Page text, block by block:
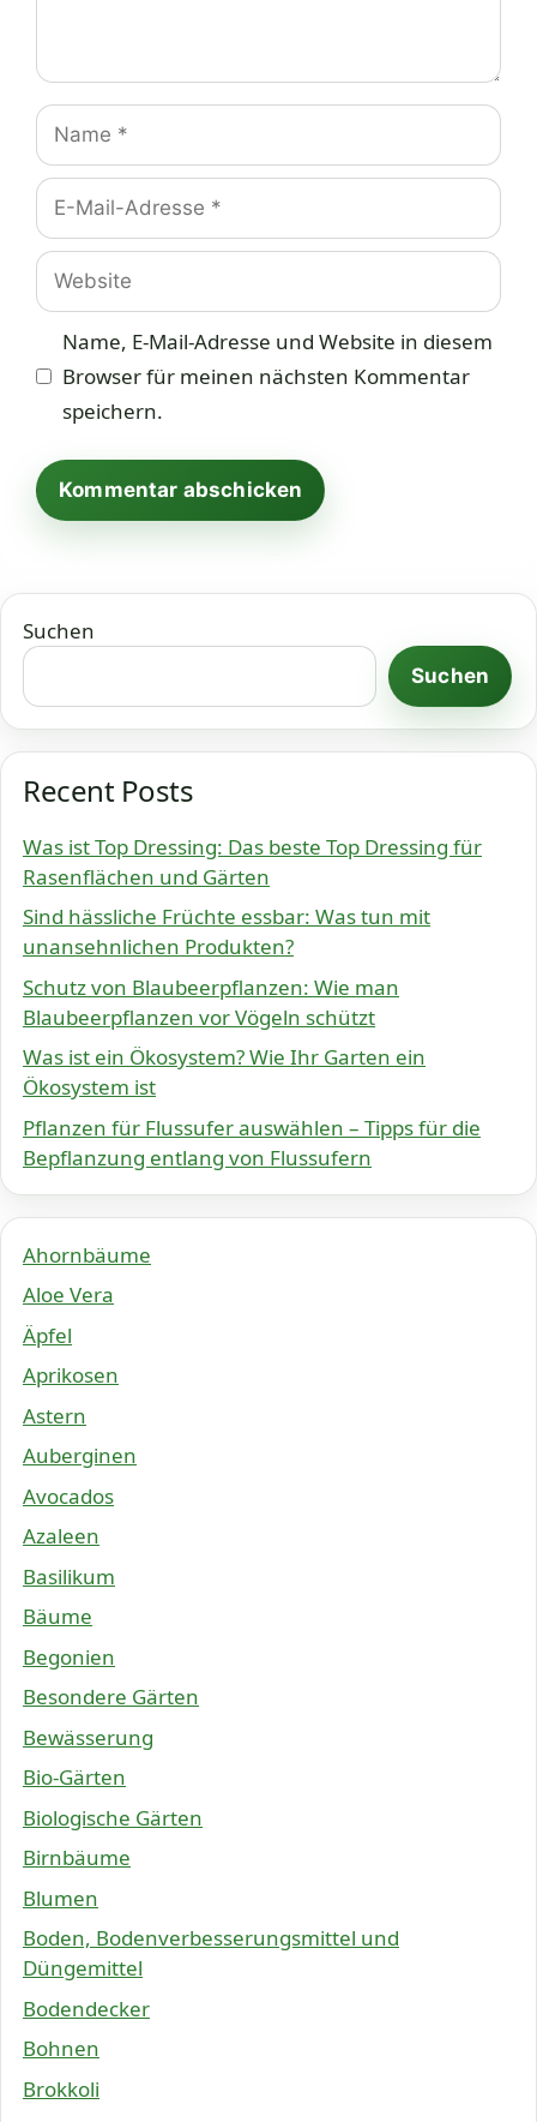
Name
E-
Mail-
Adresse
Website
Name, E-Mail-Adresse und Website in diesem
Browser für meinen nächsten Kommentar
speichern.
Suchen
Suchen
Recent Posts
Was ist Top Dressing: Das beste Top Dressing für
Rasenflächen und Gärten
Sind hässliche Früchte essbar: Was tun mit
unansehnlichen Produkten?
Schutz von Blaubeerpflanzen: Wie man
Blaubeerpflanzen vor Vögeln schützt
Was ist ein Ökosystem? Wie Ihr Garten ein
Ökosystem ist
Pflanzen für Flussufer auswählen – Tipps für die
Bepflanzung entlang von Flussufern
Ahornbäume
Aloe Vera
Äpfel
Aprikosen
Astern
Auberginen
Avocados
Azaleen
Basilikum
Bäume
Begonien
Besondere Gärten
Bewässerung
Bio-Gärten
Biologische Gärten
Birnbäume
Blumen
Boden, Bodenverbesserungsmittel und
Düngemittel
Bodendecker
Bohnen
Brokkoli